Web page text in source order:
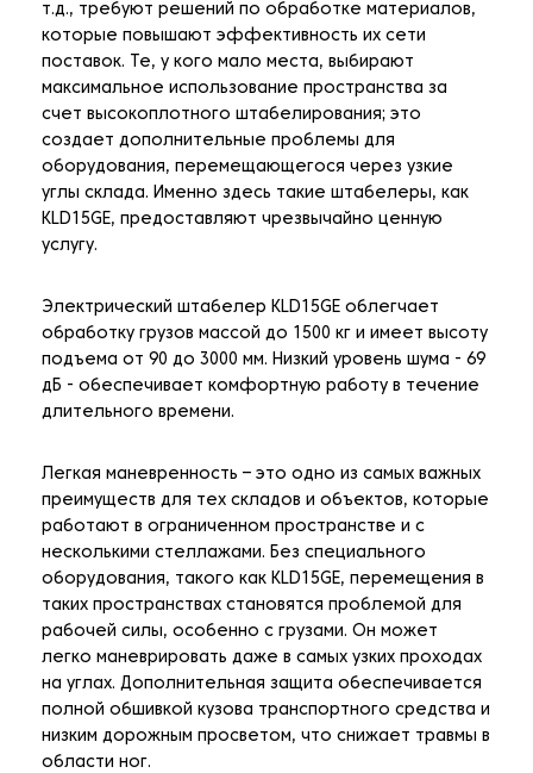
т.д., требуют решений по обработке материалов,
которые повышают эффективность их сети
поставок. Те, у кого мало места, выбирают
максимальное использование пространства за
счет высокоплотного штабелирования; это
создает дополнительные проблемы для
оборудования, перемещающегося через узкие
углы склада. Именно здесь такие штабелеры, как
KLD15GE, предоставляют чрезвычайно ценную
услугу.
Электрический штабелер KLD15GE облегчает
обработку грузов массой до 1500 кг и имеет высоту
подъема от 90 до 3000 мм. Низкий уровень шума - 69
дБ - обеспечивает комфортную работу в течение
длительного времени.
Легкая маневренность – это одно из самых важных
преимуществ для тех складов и объектов, которые
работают в ограниченном пространстве и с
несколькими стеллажами. Без специального
оборудования, такого как KLD15GE, перемещения в
таких пространствах становятся проблемой для
рабочей силы, особенно с грузами. Он может
легко маневрировать даже в самых узких проходах
на углах. Дополнительная защита обеспечивается
полной обшивкой кузова транспортного средства и
низким дорожным просветом, что снижает травмы в
области ног.